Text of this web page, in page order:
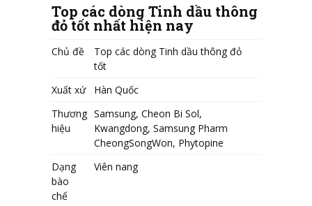
Top các dòng Tinh dầu thông
đỏ tốt nhất hiện nay
Chủ đề
Top các dòng Tinh dầu thông đỏ
tốt
Xuất xứ
Hàn Quốc
Thương
hiệu
Samsung, Cheon Bi Sol,
Kwangdong, Samsung Pharm
CheongSongWon, Phytopine
Dạng
bào
chế
Viên nang